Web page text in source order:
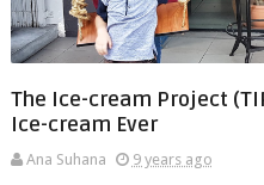
The Ice-cream Project
Ice-cream Ever
Ana Suhana
9 years ago